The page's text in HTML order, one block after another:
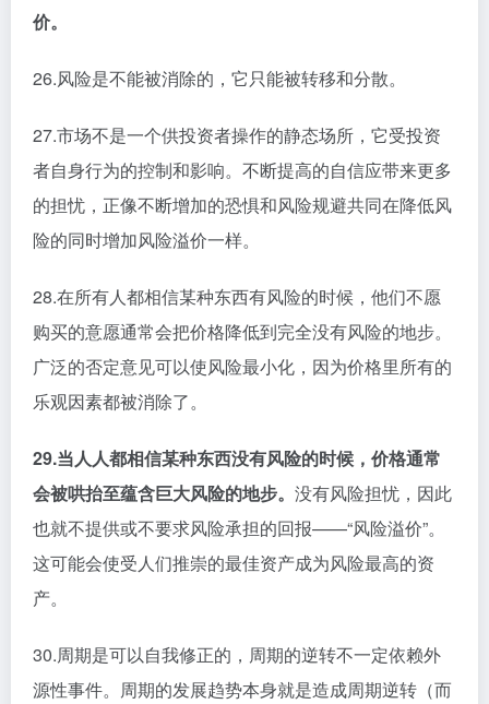
价。
26.风险是不能被消除的，它只能被转移和分散。
27.市场不是一个供投资者操作的静态场所，它受投资
者自身行为的控制和影响。不断提高的自信应带来更多
的担忧，正像不断增加的恐惧和风险规避共同在降低风
险的同时增加风险溢价一样。
28.在所有人都相信某种东西有风险的时候，他们不愿
购买的意愿通常会把价格降低到完全没有风险的地步。
广泛的否定意见可以使风险最小化，因为价格里所有的
乐观因素都被消除了。
29.当人人都相信某种东西没有风险的时候，价格通常
会被哄抬至蕴含巨大风险的地步。 没有风险担忧，因此
也就不提供或不要求风险承担的回报——“风险溢价”。
这可能会使受人们推崇的最佳资产成为风险最高的资
产。
30.周期是可以自我修正的，周期的逆转不一定依赖外
源性事件。周期的发展趋势本身就是造成周期逆转（而